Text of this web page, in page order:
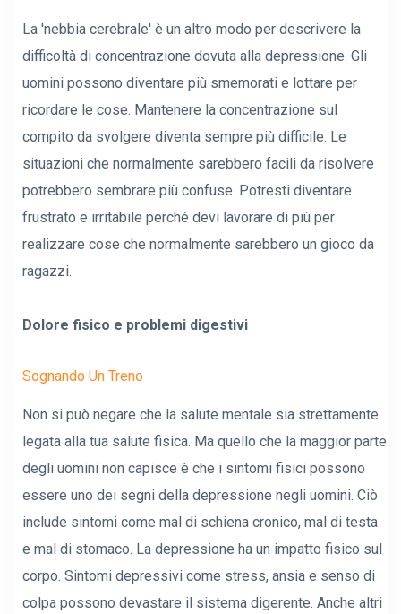
La 'nebbia cerebrale' è un altro modo per descrivere la
difficoltà di concentrazione dovuta alla depressione. Gli
uomini possono diventare più smemorati e lottare per
ricordare le cose. Mantenere la concentrazione sul
compito da svolgere diventa sempre più difficile. Le
situazioni che normalmente sarebbero facili da risolvere
potrebbero sembrare più confuse. Potresti diventare
frustrato e irritabile perché devi lavorare di più per
realizzare cose che normalmente sarebbero un gioco da
ragazzi.
Dolore fisico e problemi digestivi
Sognando Un Treno
Non si può negare che la salute mentale sia strettamente
legata alla tua salute fisica. Ma quello che la maggior parte
degli uomini non capisce è che i sintomi fisici possono
essere uno dei segni della depressione negli uomini. Ciò
include sintomi come mal di schiena cronico, mal di testa
e mal di stomaco. La depressione ha un impatto fisico sul
corpo. Sintomi depressivi come stress, ansia e senso di
colpa possono devastare il sistema digerente. Anche altri